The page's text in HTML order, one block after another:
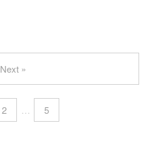
2 … 5
Next »